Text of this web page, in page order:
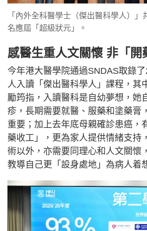
「內外全科醫學士（傑出醫科學人）」
名應屆「超級狀元」。
感醫生重人文關懷 非「開
今年港大醫學院通過SNDAS取錄
人入讀「傑出醫科學人」課程，其
勵筠指，入讀醫科是自幼夢想，她
疹，長期需要就醫、服藥和塗藥膏
重要；加上去年底母親確診患癌，
藥收工」，更為家人提供情緒支持
術以外，亦需要同理心和人文關懷
教導自己更「設身處地」為病人着